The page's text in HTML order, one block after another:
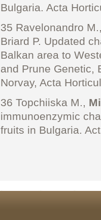
Bulgaria. Acta
35 Ravelonandro
Briard P. Updated
Balkan area to
and Prune Genetic,
Norvay, Acta
36 Topchiiska M.,
immunoenzymic
fruits in Bulgaria.